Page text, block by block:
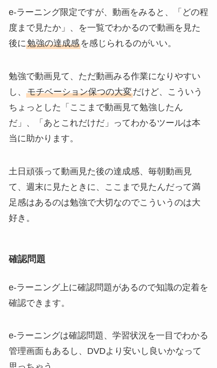
e-ラーニング限定ですが、動画をみると、「どの程
度まで見たか」、を一覧でわかるので動画を見た
後に勉強の達成感を感じられるのがいい。
勉強で動画見て、ただ動画みる作業になりやすい
し、 モチベーション保つの大変だけど、こういう
ちょっとした「ここまで動画見て勉強したん
だ」、「あとこれだけだ」ってわかるツールは本
当に助かります。
土日頑張って動画見た後の達成感、毎朝動画見
て、週末に見たときに、ここまで見たんだって満
足感はあるのは勉強で大切なのでこういうのは大
好き。
確認問題
e-ラーニング上に確認問題があるので知識の定着を
確認できます。
e-ラーニングは確認問題、学習状況を一目でわかる
管理画面もあるし、DVDより安いし良いかなって